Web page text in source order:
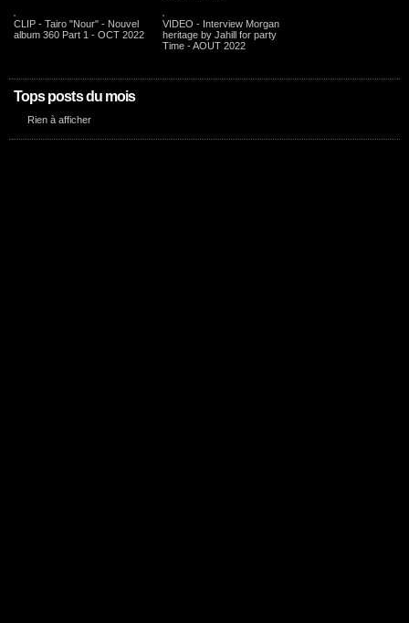
CLIP - Tairo "Nour" - Nouvel
album 360 Part 1 - OCT 2022
VIDEO - Interview Morgan
heritage by Jahill for party
Time - AOUT 2022
Tops posts du mois
Rien à afficher